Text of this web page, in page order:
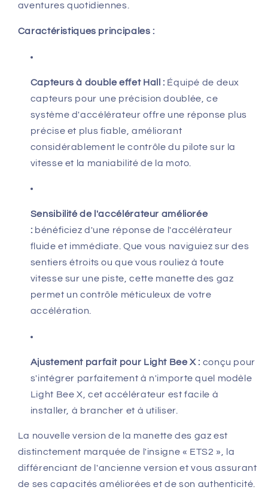
aventures quotidiennes.
Caractéristiques principales :
Capteurs à double effet Hall : Équipé de deux
capteurs pour une précision doublée, ce
système d'accélérateur offre une réponse plus
précise et plus fiable, améliorant
considérablement le contrôle du pilote sur la
vitesse et la maniabilité de la moto.
Sensibilité de l'accélérateur améliorée
: bénéficiez d'une réponse de l'accélérateur
fluide et immédiate. Que vous naviguiez sur des
sentiers étroits ou que vous rouliez à toute
vitesse sur une piste, cette manette des gaz
permet un contrôle méticuleux de votre
accélération.
Ajustement parfait pour Light Bee X : conçu pour
s'intégrer parfaitement à n'importe quel modèle
Light Bee X, cet accélérateur est facile à
installer, à brancher et à utiliser.
La nouvelle version de la manette des gaz est
distinctement marquée de l'insigne « ETS2 », la
différenciant de l'ancienne version et vous assurant
de ses capacités améliorées et de son authenticité.